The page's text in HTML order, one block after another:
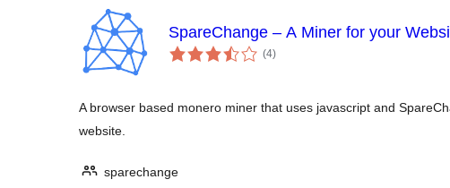
SpareChange – A Miner for your
(4αξιολογήσεις
σύνολο
)
A browser based monero miner that uses javascript and
website.
sparechange